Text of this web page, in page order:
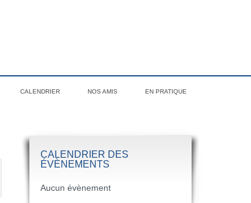
CALENDRIER NOS AMIS EN PRATIQUE
CALENDRIER DES
ÉVÈNEMENTS
Aucun évènement